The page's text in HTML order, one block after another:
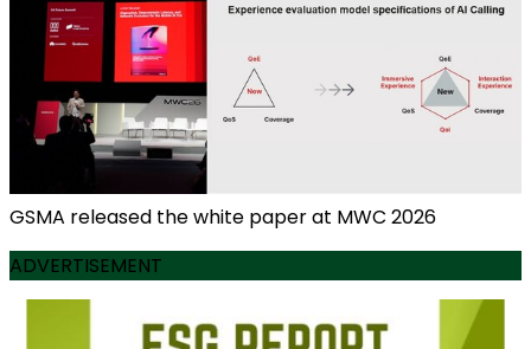
GSMA released the white paper at MWC 2026
ADVERTISEMENT